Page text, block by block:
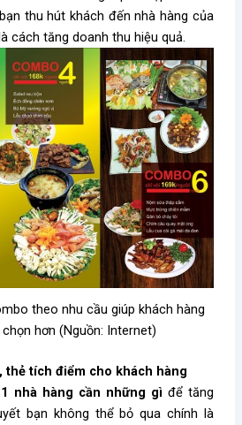
thu hút khách đến nhà hàng của
cách tăng doanh thu hiệu quả.
theo nhu cầu giúp khách hàng
hơn (Nguồn: Internet)
thẻ tích điểm cho khách hàng
nhà hàng cần những gì để tăng
bạn không thể bỏ qua chính là